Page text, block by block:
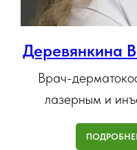
Деревянкина
Врач-
лазерным и